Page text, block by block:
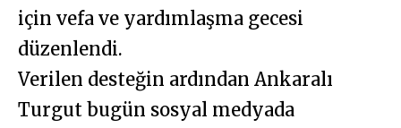
için vefa ve yardımlaşma gecesi
düzenlendi.
Verilen desteğin ardından Ankaralı
Turgut bugün sosyal medyada